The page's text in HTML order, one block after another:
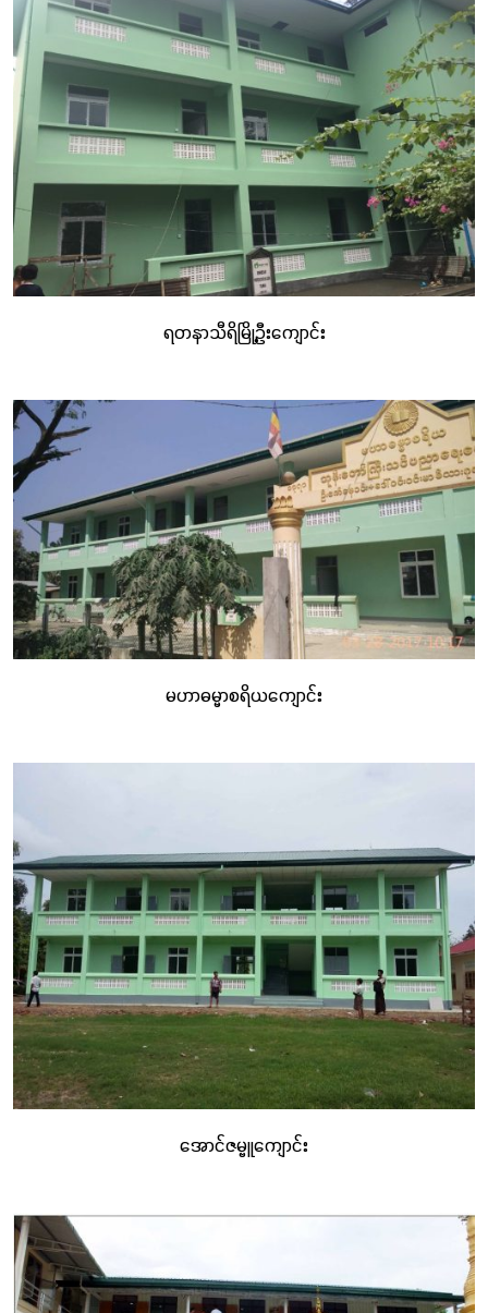
အကျိုးကျေးဇူးများကို ရရှိခဲ့ကြသည်။
ရတနာသီရိမြို့ဦးကျောင်း
မဟာဓမ္မာစရိယကျောင်း
အောင်ဇမ္ဗူကျောင်း